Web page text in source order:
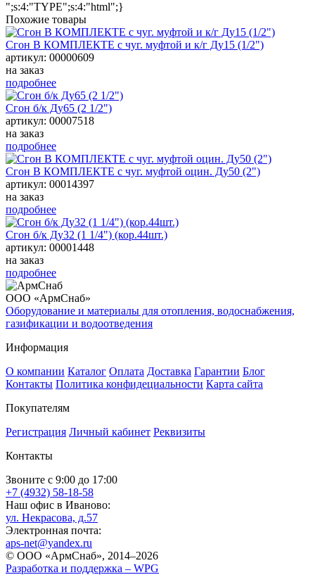
";s:4:"TYPE";s:4:"html";}
Похожие товары
Сгон В КОМПЛЕКТЕ с чуг. муфтой и к/г Ду15 (1/2")
артикул: 00000609
на заказ
подробнее
Сгон б/к Ду65 (2 1/2")
артикул: 00007518
на заказ
подробнее
Сгон В КОМПЛЕКТЕ с чуг. муфтой оцин. Ду50 (2")
артикул: 00014397
на заказ
подробнее
Сгон б/к Ду32 (1 1/4") (кор.44шт.)
артикул: 00001448
на заказ
подробнее
ООО «АрмСнаб»
Оборудование и материалы для отопления, водоснабжения,
газификации и водоотведения
Информация
О компании Каталог Оплата Доставка Гарантии Блог
Контакты Политика конфидециальности Карта сайта
Покупателям
Регистрация Личный кабинет Реквизиты
Контакты
Звоните с 9:00 до 17:00
+7 (4932) 58-18-58
Наш офис в Иваново:
ул. Некрасова, д.57
Электронная почта:
aps-net@yandex.ru
© ООО «АрмСнаб», 2014–2026
Разработка и поддержка – WPG